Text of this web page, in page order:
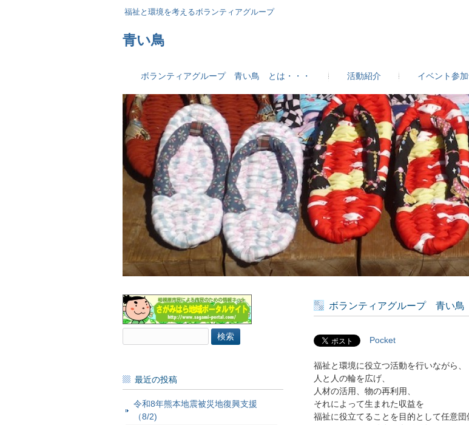
福祉と環境を考えるボランティアグループ
青い鳥
ボランティアグループ 青い鳥 とは・・・ 活動紹介 イベント参
ボランティアグループ 青い鳥
Pocket
福祉と環境に役立つ活動を行いながら、
人と人の輪を広げ、
人材の活用、物の再利用、
それによって生まれた収益を
福祉に役立てることを目的として任意団
索:
最近の投稿
令和8年熊本地震被災地復興支援
（8/2)